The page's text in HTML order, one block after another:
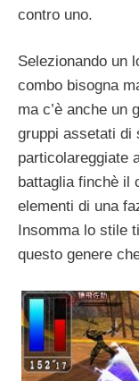
contro uno.
Selezionando un
combo bisogna
ma c’è anche un
gruppi assetati di
particolareggiate
battaglia finchè il
elementi di una
Insomma lo stile
questo genere